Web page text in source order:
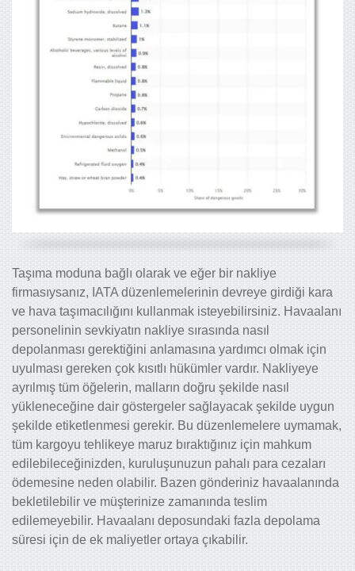
Taşıma moduna bağlı olarak ve eğer bir nakliye
firmasıysanız, IATA düzenlemelerinin devreye girdiği kara
ve hava taşımacılığını kullanmak isteyebilirsiniz. Havaalanı
personelinin sevkiyatın nakliye sırasında nasıl
depolanması gerektiğini anlamasına yardımcı olmak için
uyulması gereken çok kısıtlı hükümler vardır. Nakliyeye
ayrılmış tüm öğelerin, malların doğru şekilde nasıl
yükleneceğine dair göstergeler sağlayacak şekilde uygun
şekilde etiketlenmesi gerekir. Bu düzenlemelere uymamak,
tüm kargoyu tehlikeye maruz bıraktığınız için mahkum
edilebileceğinizden, kuruluşunuzun pahalı para cezaları
ödemesine neden olabilir. Bazen gönderiniz havaalanında
bekletilebilir ve müşterinize zamanında teslim
edilemeyebilir. Havaalanı deposundaki fazla depolama
süresi için de ek maliyetler ortaya çıkabilir.